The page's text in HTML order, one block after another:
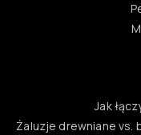
Jak
Żaluzje drewniane vs.